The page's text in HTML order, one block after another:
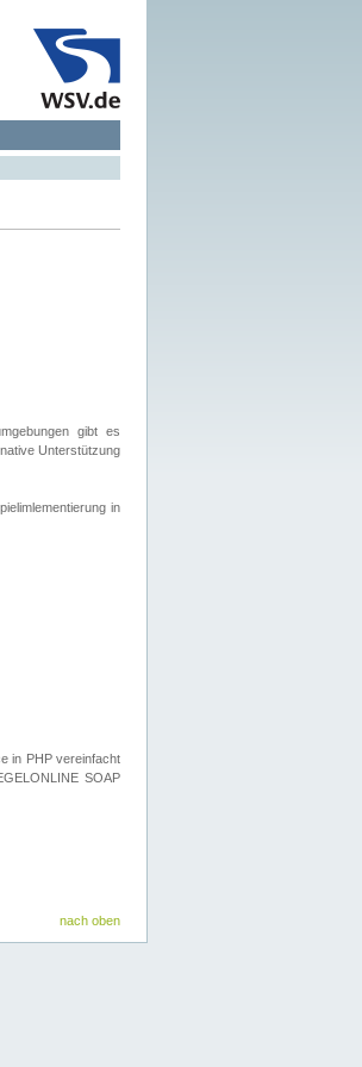
gibt es
Unterstützung
in
in PHP vereinfacht
SOAP
nach oben